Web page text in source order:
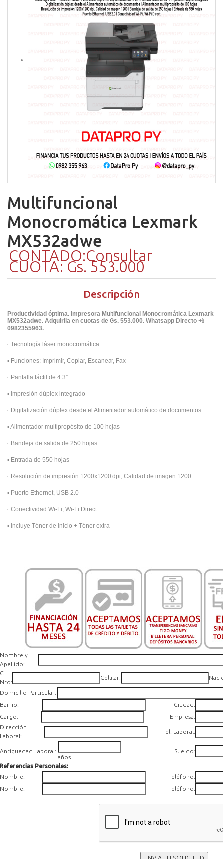
Multifuncional
Monocromática Lexmark
MX532adwe
CONTADO:Consultar
CUOTA: Gs. 553.000
Descripción
Productividad óptima. Impresora Multifuncional Monocromática Lexmark
MX532adwe. Adquirila en cuotas de Gs. 553.000. Whatsapp Directo 📲
0982355963.
▫️ Tecnología láser monocromática
▫️ Funciones: Imprimir, Copiar, Escanear, Fax
▫️ Pantalla táctil de 4.3”
▫️ Impresión dúplex integrado
▫️ Digitalización dúplex desde el Alimentador automático de documentos
▫️Alimentador multipropósito de 100 hojas
▫️ Bandeja de salida de 250 hojas
▫️ Entrada de 550 hojas
▫️ Resolución de impresión 1200x1200 dpi, Calidad de imagen 1200
▫️ Puerto Ethernet, USB 2.0
▫️ Conectividad Wi-Fi, Wi-Fi Direct
▫️ Incluye Tóner de inicio + Tóner extra
Nombre y
Apellido:
C.I.
Nro:
Celular:
Domicilio Particular:
Barrio:
Ciudad:
Cargo:
Empresa:
Dirección
Laboral:
Tel. Laboral:
Antiguedad Laboral:
años
Sueldo:
Referencias Personales:
Nombre:
Teléfono:
Nombre:
Teléfono:
ENVIA TU SOLICITUD